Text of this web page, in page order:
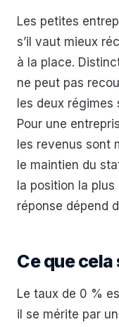
Les petites
s’il vaut mieux
à la place.
ne peut pas
les deux
Pour une
les revenus sont
le maintien du
la position la
réponse dépend
Ce que
Le taux de 0 %
il se mérite par